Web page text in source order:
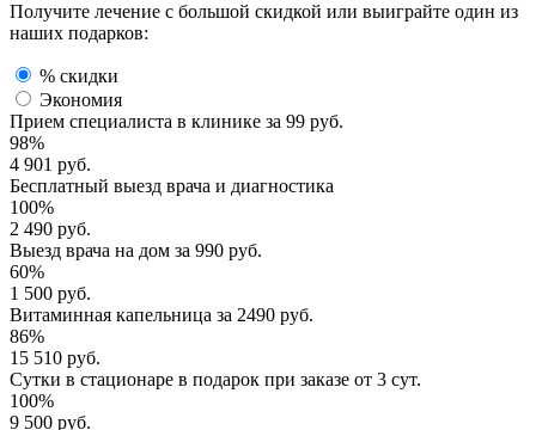
Получите лечение с большой скидкой или выиграйте один из
наших подарков:
% скидки
Экономия
Прием специалиста в клинике за 99 руб.
98%
4 901 руб.
Бесплатный выезд врача и диагностика
100%
2 490 руб.
Выезд врача на дом за 990 руб.
60%
1 500 руб.
Витаминная капельница за 2490 руб.
86%
15 510 руб.
Сутки в стационаре в подарок при заказе от 3 сут.
100%
9 500 руб.